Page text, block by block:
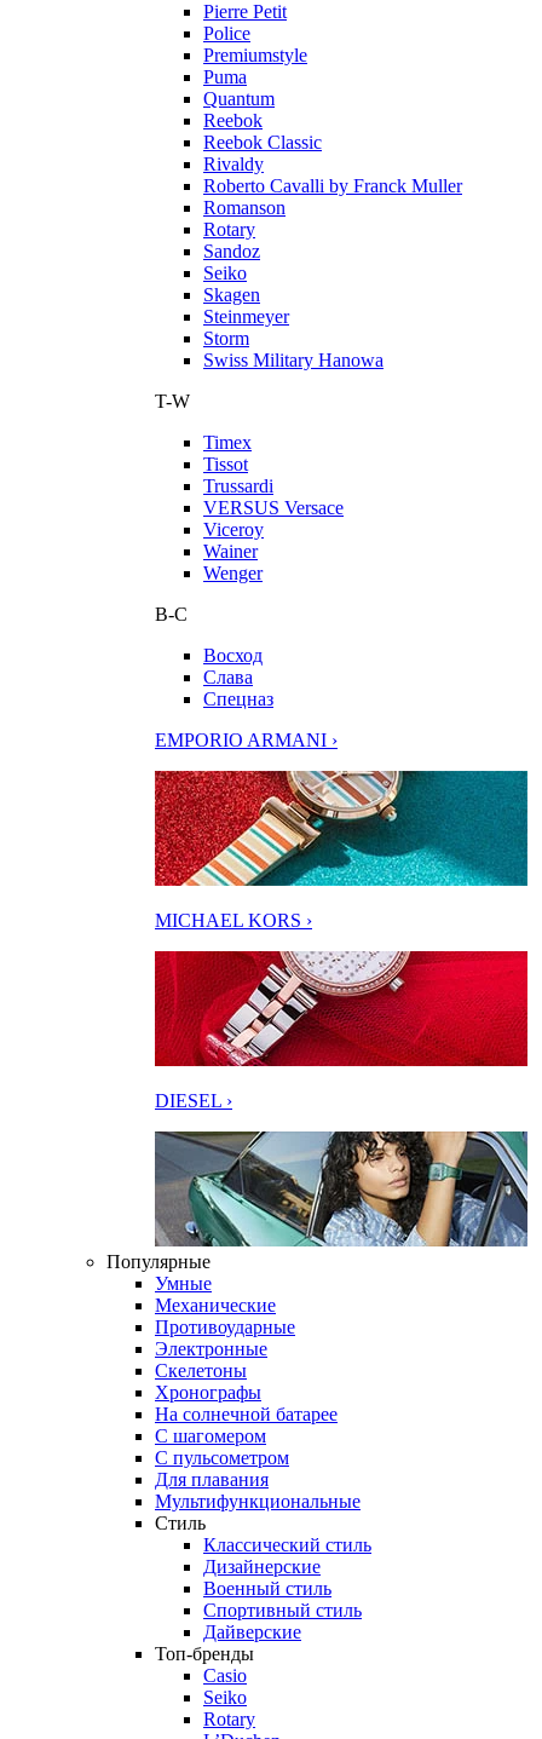
Pierre Petit
Police
Premiumstyle
Puma
Quantum
Reebok
Reebok Classic
Rivaldy
Roberto Cavalli by Franck Muller
Romanson
Rotary
Sandoz
Seiko
Skagen
Steinmeyer
Storm
Swiss Military Hanowa
T-W
Timex
Tissot
Trussardi
VERSUS Versace
Viceroy
Wainer
Wenger
В-С
Восход
Слава
Спецназ
EMPORIO ARMANI ›
MICHAEL KORS ›
DIESEL ›
Популярные
Умные
Механические
Противоударные
Электронные
Скелетоны
Хронографы
На солнечной батарее
С шагомером
С пульсометром
Для плавания
Мультифункциональные
Стиль
Классический стиль
Дизайнерские
Военный стиль
Спортивный стиль
Дайверские
Топ-бренды
Casio
Seiko
Rotary